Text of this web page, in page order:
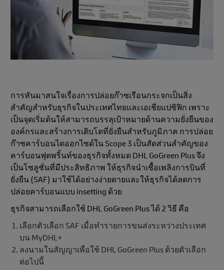
การหันมาสนใจเรื่องการปล่อยก๊าซเรือนกระจกเป็นสิ่ง
สำคัญสำหรับธุรกิจในประเทศไทยและเอเชียแปซิฟิก เพราะ
เป็นจุดเริ่มต้นให้สามารถบรรลุเป้าหมายด้านความยั่งยืนของ
องค์กรและสร้างการเติบโตที่ยั่งยืนสําหรับภูมิภาค การปล่อย
ก๊าซคาร์บอนไดออกไซด์ใน Scope 3 เป็นสัดส่วนสําคัญของ
คาร์บอนฟุตพริ้นท์ของธุรกิจทั้งหมด DHL GoGreen Plus จึง
เป็นโซลูชั่นที่มีประสิทธิภาพ ให้ธุรกิจนำเชื้อเพลิงการบินที่
ยั่งยืน (SAF) มาใช้ได้อย่างง่ายดายและให้ธุรกิจได้ลดการ
ปล่อยคาร์บอนแบบ insetting ด้วย
ธุรกิจสามารถเลือกใช้ DHL GoGreen Plus ได้ 2 วิธี คือ
เลือกตัวเลือก SAF เมื่อทำรายการขนส่งระหว่างประเทศ
บน MyDHL+
ลงนามในสัญญาเพื่อใช้ DHL GoGreen Plus ด้วยตัวเลือก
ต่อไปนี้